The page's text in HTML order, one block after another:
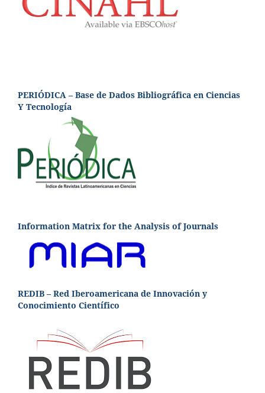
PERIÓDICA – Base de Dados Bibliográfica en Ciencias
Y Tecnología
Information Matrix for the Analysis of Journals
REDIB – Red Iberoamericana de Innovación y
Conocimiento Científico